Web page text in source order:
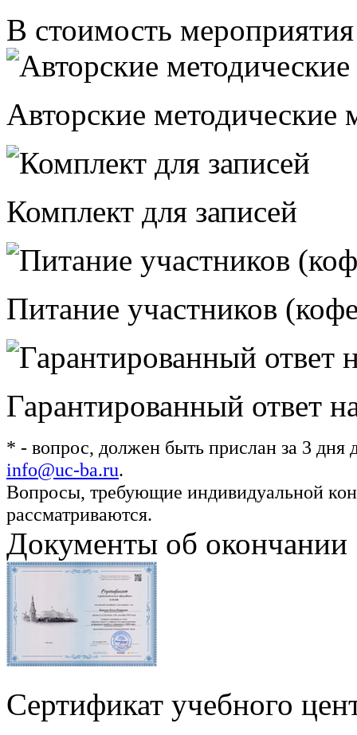
В стоимость
Авторские методические
Комплект для записей
Питание участников
Гарантированный ответ
* - вопрос, должен быть прислан за 3 дня
info@uc-ba.ru.
Вопросы, требующие индивидуальной
рассматриваются.
Документы об окончании
Сертификат учебного